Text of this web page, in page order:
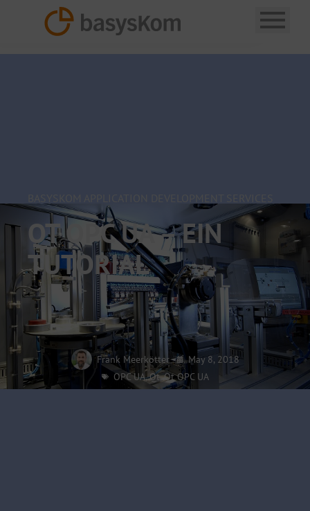
QT OPC UA – EIN
TUTORIAL
Frank Meerkötter
May 8, 2018
OPC UA,Qt,Qt OPC UA